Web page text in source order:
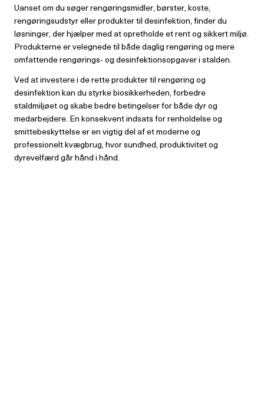
Uanset om du søger rengøringsmidler, børster, koste,
rengøringsudstyr eller produkter til desinfektion, finder du
løsninger, der hjælper med at opretholde et rent og sikkert miljø.
Produkterne er velegnede til både daglig rengøring og mere
omfattende rengørings- og desinfektionsopgaver i stalden.
Ved at investere i de rette produkter til rengøring og
desinfektion kan du styrke biosikkerheden, forbedre
staldmiljøet og skabe bedre betingelser for både dyr og
medarbejdere. En konsekvent indsats for renholdelse og
smittebeskyttelse er en vigtig del af et moderne og
professionelt kvægbrug, hvor sundhed, produktivitet og
dyrevelfærd går hånd i hånd.